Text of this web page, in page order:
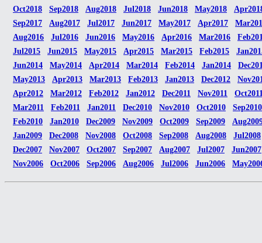
Oct2018
Sep2018 Aug2018 Jul2018 Jun2018 May2018
Sep2017
Aug2017 Jul2017 Jun2017 May2017 Apr2017
Aug2016
Jul2016 Jun2016 May2016 Apr2016 Mar2016
Jul2015
Jun2015 May2015 Apr2015 Mar2015 Feb2015
Jun2014
May2014 Apr2014 Mar2014 Feb2014 Jan2014
May2013
Apr2013 Mar2013 Feb2013 Jan2013 Dec2012
Apr2012
Mar2012 Feb2012 Jan2012 Dec2011 Nov2011
Mar2011
Feb2011 Jan2011 Dec2010 Nov2010 Oct2010
Sep2010
Feb2010
Jan2010 Dec2009 Nov2009 Oct2009 Sep2009
Jan2009
Dec2008 Nov2008 Oct2008 Sep2008 Aug2008
Jul2008
Dec2007
Nov2007 Oct2007 Sep2007 Aug2007 Jul2007
Jun2007
Nov2006
Oct2006 Sep2006 Aug2006 Jul2006 Jun2006